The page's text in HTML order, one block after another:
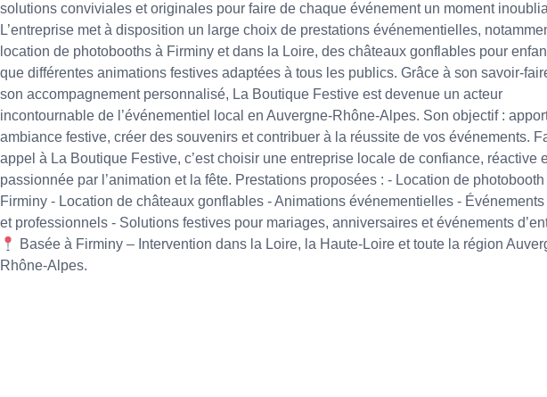
solutions conviviales et originales pour faire de chaque événement un moment
L’entreprise met à disposition un large choix de prestations événementielles,
location de photobooths à Firminy et dans la Loire, des châteaux gonflables pour
que différentes animations festives adaptées à tous les publics. Grâce à son savoir-
son accompagnement personnalisé, La Boutique Festive est devenue un acteur
incontournable de l’événementiel local en Auvergne-Rhône-Alpes. Son objectif :
ambiance festive, créer des souvenirs et contribuer à la réussite de vos événements.
appel à La Boutique Festive, c’est choisir une entreprise locale de confiance, réactive
passionnée par l’animation et la fête. Prestations proposées : - Location de photobooth
Firminy - Location de châteaux gonflables - Animations événementielles -
et professionnels - Solutions festives pour mariages, anniversaires et événements
Basée à Firminy – Intervention dans la Loire, la Haute-Loire et toute la région
Rhône-Alpes.